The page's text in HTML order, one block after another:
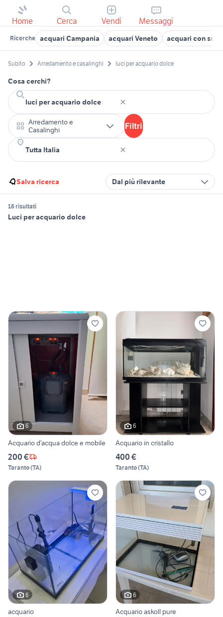
Home Cerca Vendi Messaggi
Ricerche acquari Campania acquari Veneto acquari con
Subito Arredamento e casalinghi luci per acquario dolce
Cosa cerchi?
Arredamento e
Casalinghi
Filtri
Salva ricerca Dal più rilevante
16 risultati
Luci per acquario dolce
6
Acquario d’acqua dolce e mobile
200 €
Taranto(TA)
6
Acquario in cristallo
400 €
Taranto(TA)
6
acquario
6
Acquario askoll pure